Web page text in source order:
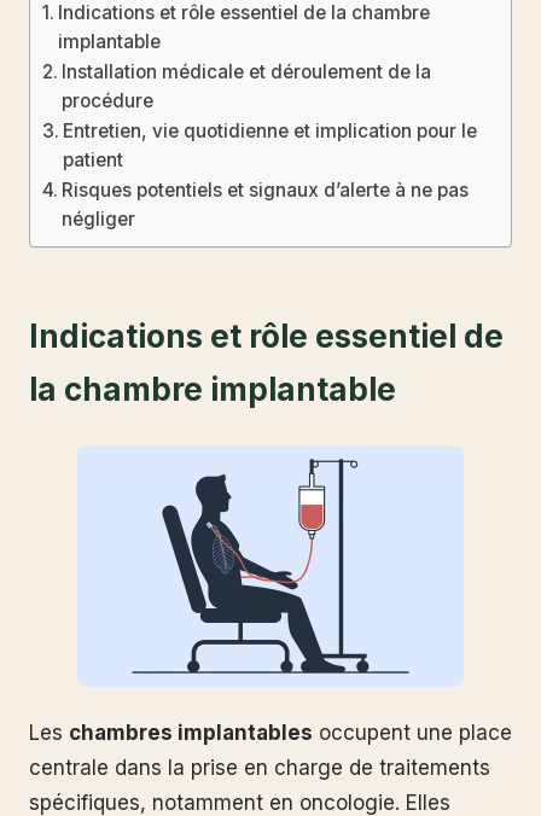
Indications et rôle essentiel de la chambre
implantable
Installation médicale et déroulement de la
procédure
Entretien, vie quotidienne et implication pour le
patient
Risques potentiels et signaux d’alerte à ne pas
négliger
Indications et rôle essentiel de
la chambre implantable
Les chambres implantables occupent une place
centrale dans la prise en charge de traitements
spécifiques, notamment en oncologie. Elles